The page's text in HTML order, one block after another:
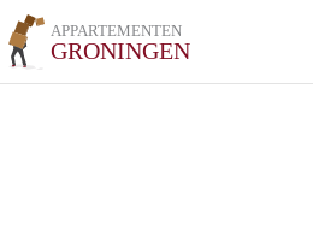
APPARTEMENTEN
GRONINGEN